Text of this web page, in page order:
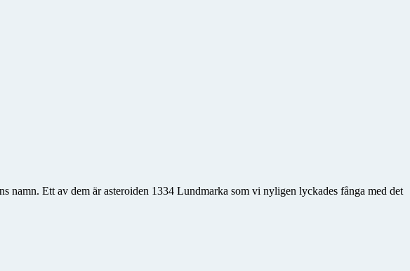
Ett av dem är asteroiden 1334 Lundmarka som vi nyligen lyckades fånga med det